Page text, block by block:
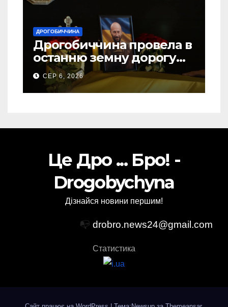
ДРОГОБИЧЧИНА
Дрогобиччина провела в
останню земну дорогу
свого Захисника – Олега
Торського
СЕР 6, 2026
Це Дро ... Бро! -
Drogobychyna
Дізнайся новини першим!
📭 drobro.news24@gmail.com
Статистика